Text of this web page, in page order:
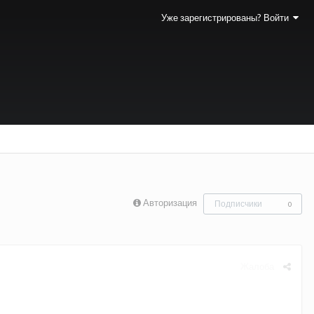
Уже зарегистрированы? Войти
Авторизация Подписчики 0